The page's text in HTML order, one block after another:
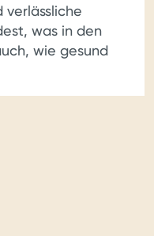
verlässliche
was in den
wie gesund